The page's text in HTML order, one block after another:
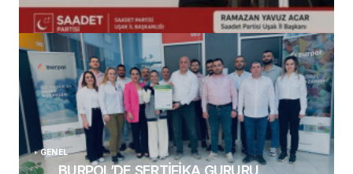
(başlıksız)
Alaattin Karahan tarafından 14/07/2026
GENEL